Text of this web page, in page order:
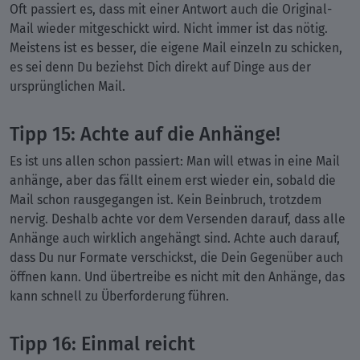
Oft passiert es, dass mit einer Antwort auch die Original-
Mail wieder mitgeschickt wird. Nicht immer ist das nötig.
Meistens ist es besser, die eigene Mail einzeln zu schicken,
es sei denn Du beziehst Dich direkt auf Dinge aus der
ursprünglichen Mail.
Tipp 15: Achte auf die Anhänge!
Es ist uns allen schon passiert: Man will etwas in eine Mail
anhänge, aber das fällt einem erst wieder ein, sobald die
Mail schon rausgegangen ist. Kein Beinbruch, trotzdem
nervig. Deshalb achte vor dem Versenden darauf, dass alle
Anhänge auch wirklich angehängt sind. Achte auch darauf,
dass Du nur Formate verschickst, die Dein Gegenüber auch
öffnen kann. Und übertreibe es nicht mit den Anhänge, das
kann schnell zu Überforderung führen.
Tipp 16: Einmal reicht